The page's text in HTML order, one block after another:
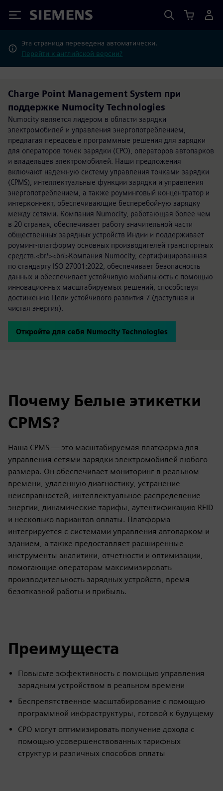
Siemens
Эта страница переведена автоматически.
Перейти к английской версии?
Charge Point Management System при
поддержке Numocity Technologies
Numocity является лидером в области зарядки
электромобилей и управления энергопотреблением,
предлагая передовые программные решения для зарядки
для операторов точек зарядки (CPO), операторов автопарков
и владельцев электромобилей. Наши предложения
включают надежную систему управления точками зарядки
(CPMS), интеллектуальные функции зарядки и управления
энергопотреблением, а также роуминговый концентратор и
интерконнект, обеспечивающие бесперебойную зарядку
между сетями. Компания Numocity, работающая более чем
в 20 странах, обеспечивает работу значительной части
общественных зарядных устройств Индии и поддерживает
роуминг-платформу основных производителей транспортных
средств.<br/><br/>Компания Numocity, сертифицированная
по стандарту ISO 27001:2022, обеспечивает безопасность
данных и обеспечивает устойчивую мобильность с помощью
инновационных масштабируемых решений, способствуя
достижению Цели устойчивого развития 7 (доступная и
чистая энергия).
Откройте для себя Numocity Technologies
Почему Белые этикетки
CPMS?
Наша CPMS — это масштабируемая платформа для
управления сетями зарядки электромобилей любого
размера. Он обеспечивает мониторинг в реальном
времени, удаленную диагностику, устранение
неисправностей, интеллектуальное распределение
энергии, динамические тарифы, аутентификацию RFID
и несколько вариантов оплаты. Платформа
интегрируется с системами управления автопарком и
зданием, а также предоставляет расширенные
инструменты аналитики, отчетности и оптимизации,
помогающие операторам максимизировать
производительность зарядных устройств, время
безотказной работы и прибыль.
Преимущеста
Повысьте эффективность с помощью управления
зарядным устройством в реальном времени
Беспрепятственное масштабирование с помощью
программной инфраструктуры, готовой к будущему
CPO могут оптимизировать получение дохода с
помощью усовершенствованных тарифных
структур и различных способов оплаты